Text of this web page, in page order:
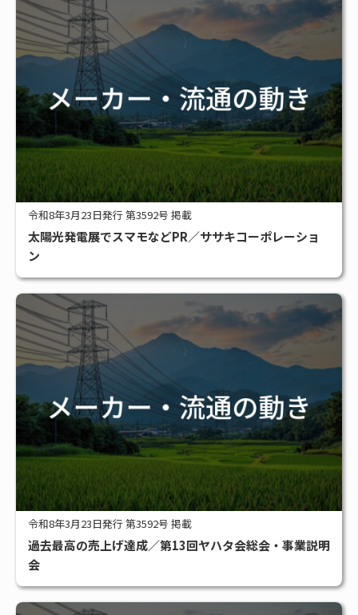
令和8年3月23日発行 第3592号 掲載
太陽光発電展でスマモなどPR／ササキコーポレーショ
ン
令和8年3月23日発行 第3592号 掲載
過去最高の売上げ達成／第13回ヤハタ会総会・事業説明
会